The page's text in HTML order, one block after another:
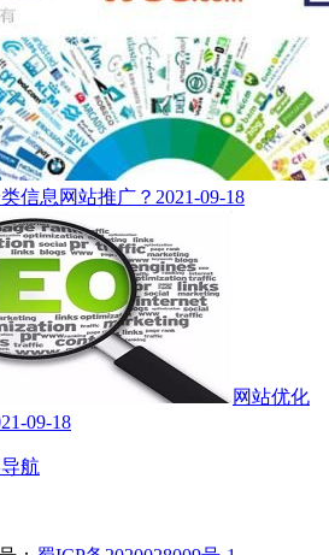
信息网站推广？ 2021-09-18
网站优化
09-18
航